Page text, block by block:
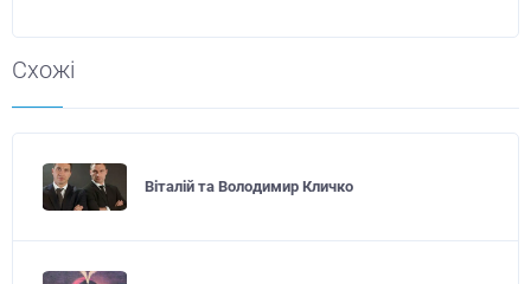
Схожі
Віталій та Володимир Кличко